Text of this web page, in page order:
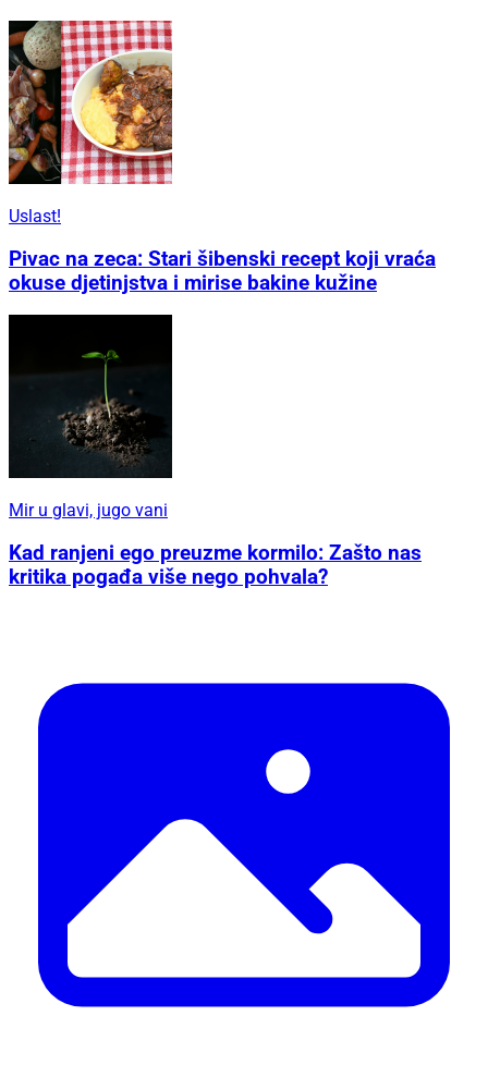
Uslast!
Pivac na zeca: Stari šibenski recept koji vraća
okuse djetinjstva i mirise bakine kužine
Mir u glavi, jugo vani
Kad ranjeni ego preuzme kormilo: Zašto nas
kritika pogađa više nego pohvala?